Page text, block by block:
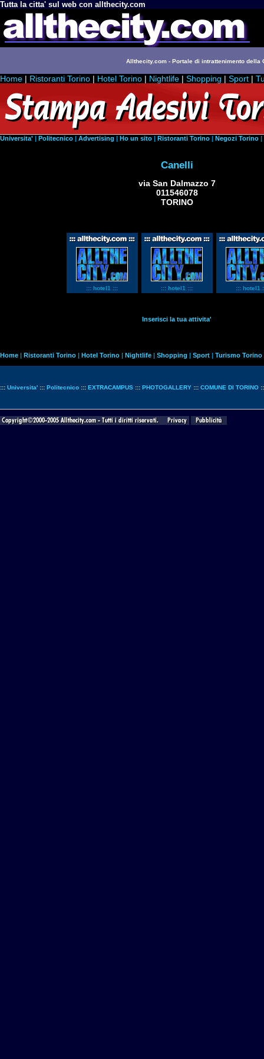
Tutta la citta' sul web con allthecity.com
Allthecity.com - Portale di intrattenimento della
Home | Ristoranti Torino | Hotel Torino | Nightlife | Shopping | Sport |
Universita' | Politecnico | Advertising | Ho un sito | Ristoranti Torino | Negozi Torino |
Canelli
via San Dalmazzo 7
011546078
TORINO
::: hotel1 ::: ::: hotel1 ::: ::: hotel1
Inserisci la tua attivita'
Home | Ristoranti Torino | Hotel Torino | Nightlife | Shopping | Sport | Turismo Torino
::: Universita' ::: Politecnico ::: EXTRACAMPUS ::: PHOTOGALLERY ::: COMUNE DI TORINO